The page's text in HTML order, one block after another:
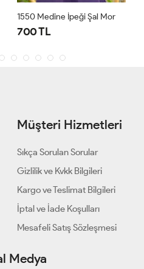
1550 Medine İpeği Şal Mor
700 TL
Müşteri Hizmetleri
Sıkça Sorulan Sorular
Gizlilik ve Kvkk Bilgileri
Kargo ve Teslimat Bilgileri
İptal ve İade Koşulları
Mesafeli Satış Sözleşmesi
Medya